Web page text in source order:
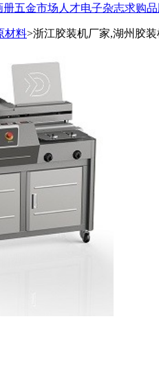
册五金市场 人才电子杂志求购
材料>浙江胶装机厂家,湖州胶